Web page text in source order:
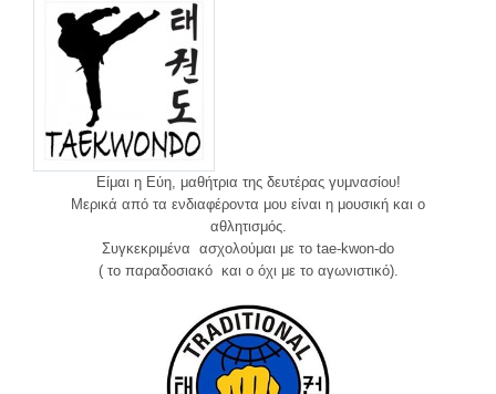
Είμαι η Εύη, μαθήτρια της δευτέρας γυμνασίου!
Μερικά από τα ενδιαφέροντα μου είναι η μουσική και ο
αθλητισμός.
Συγκεκριμένα ασχολούμαι με το tae-kwon-do
( το παραδοσιακό και ο όχι με το αγωνιστικό).